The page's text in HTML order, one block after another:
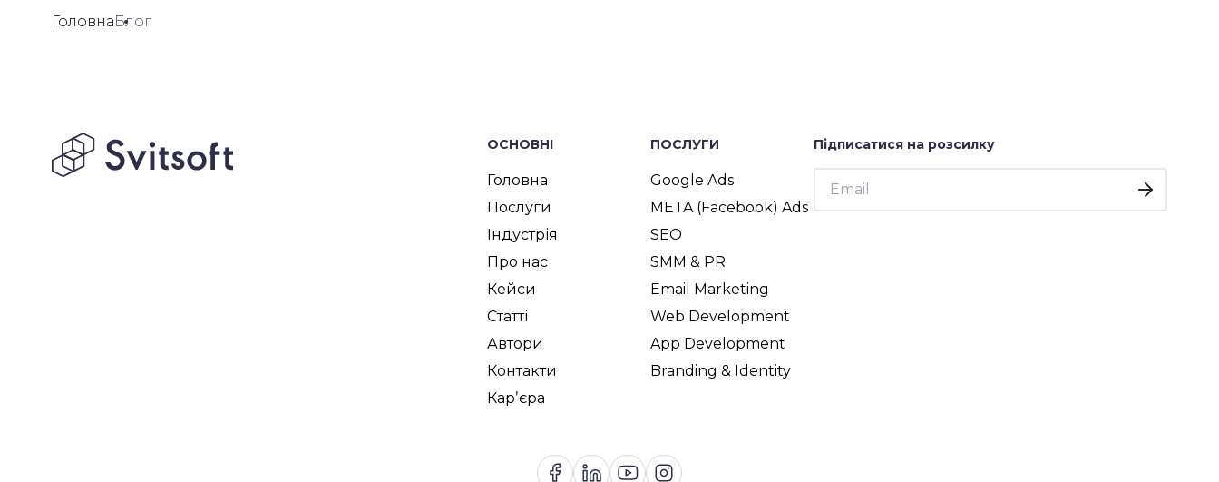
ГоловнаБлог
ОСНОВНІ
Головна
Послуги
Індустрія
Про нас
Кейси
Статті
Автори
Контакти
Карʼєра
ПОСЛУГИ
Google Ads
META (Facebook) Ads
SEO
SMM & PR
Email Marketing
Web Development
App Development
Branding & Identity
Підписатися на розсилку